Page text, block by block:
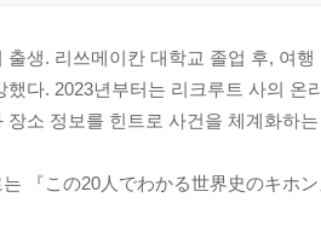
출생. 리쓰메이칸 대학교 졸업 후, 여
했다. 2023년부터는 리크루트 사의 온
장소 정보를 힌트로 사건을 체계화하
는 『この20人でわかる世界史のキホ